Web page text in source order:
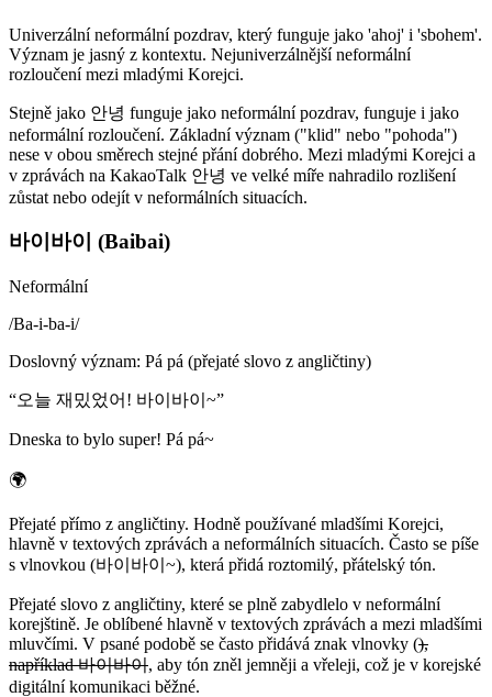
Univerzální neformální pozdrav, který funguje jako 'ahoj' i 'sbohem'.
Význam je jasný z kontextu. Nejuniverzálnější neformální
rozloučení mezi mladými Korejci.
Stejně jako 안녕 funguje jako neformální pozdrav, funguje i jako
neformální rozloučení. Základní význam ("klid" nebo "pohoda")
nese v obou směrech stejné přání dobrého. Mezi mladými Korejci a
v zprávách na KakaoTalk 안녕 ve velké míře nahradilo rozlišení
zůstat nebo odejít v neformálních situacích.
바이바이 (Baibai)
Neformální
/Ba-i-ba-i/
Doslovný význam: Pá pá (přejaté slovo z angličtiny)
“오늘 재밌었어! 바이바이~”
Dneska to bylo super! Pá pá~
🌍
Přejaté přímo z angličtiny. Hodně používané mladšími Korejci,
hlavně v textových zprávách a neformálních situacích. Často se píše
s vlnovkou (바이바이~), která přidá roztomilý, přátelský tón.
Přejaté slovo z angličtiny, které se plně zabydlelo v neformální
korejštině. Je oblíbené hlavně v textových zprávách a mezi mladšími
mluvčími. V psané podobě se často přidává znak vlnovky (),
například 바이바이, aby tón zněl jemněji a vřeleji, což je v korejské
digitální komunikaci běžné.